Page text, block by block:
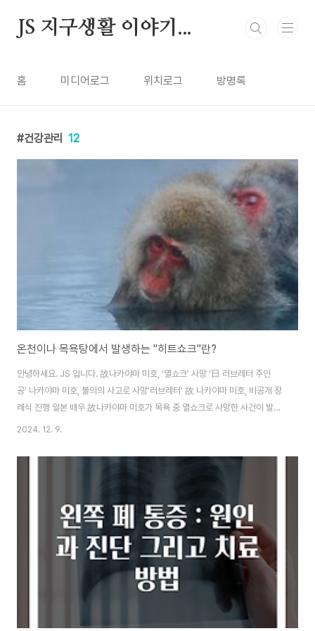
JS 지구생활 이야기...
홈 미디어로그 위치로그 방명록
건강관리 12
​온천이나 목욕탕에서 발생하는 "히트쇼크"란?
안녕하세요. JS 입니다. 故나카야마 미호, '열쇼크' 사망 ‘日 러브레터 주인
공’ 나카야마 미호, 불의의 사고로 사망'러브레터' 故 나카야마 미호, 비공개 장
례식 진행 일본 배우 故나카야마 미호가 목욕 중 열쇼크로 사망한 사건이 발생
했습니다.갑작스럽게 목욕 중 발생한 불의의 사고로 확인되었습니다.열쇼크 현
다. 열쇼크 = 히트쇼크 란?히트쇼크의 개념히트쇼크란 무엇인가?히트쇼크는
될 경우, 몸은 과도한 열로 인해 심각한 스트레스를 받을 수 있습니다.특히 사람
의 체온이 갑작스럽게 상승하게 되는 경..
2024. 12. 9.